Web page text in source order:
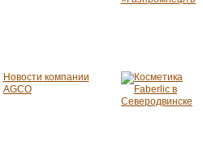
Новости компании
AGCO